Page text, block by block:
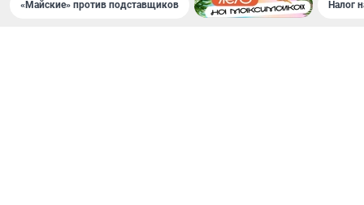
«Майские» против подставщиков Налог